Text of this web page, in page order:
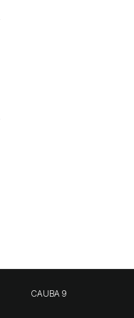
CAUBA 9